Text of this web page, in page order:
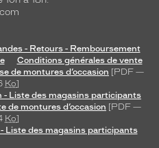
- Retours - Remboursement
Conditions générales de vente
de montures d’occasion [PDF —
Ko]
- Liste des magasins participants
de montures d’occasion [PDF —
Ko]
Liste des magasins participants